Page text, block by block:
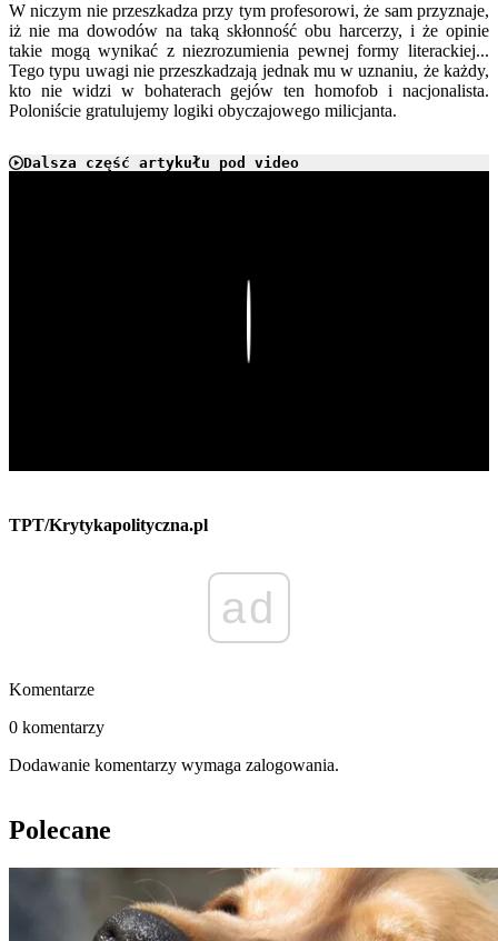
W niczym nie przeszkadza przy tym profesorowi, że sam przyznaje,
iż nie ma dowodów na taką skłonność obu harcerzy, i że opinie
takie mogą wynikać z niezrozumienia pewnej formy literackiej...
Tego typu uwagi nie przeszkadzają jednak mu w uznaniu, że każdy,
kto nie widzi w bohaterach gejów ten homofob i nacjonalista.
Poloniście gratulujemy logiki obyczajowego milicjanta.
Dalsza część artykułu pod video
TPT/Krytykapolityczna.pl
ad
Komentarze
0 komentarzy
Dodawanie komentarzy wymaga zalogowania.
Polecane